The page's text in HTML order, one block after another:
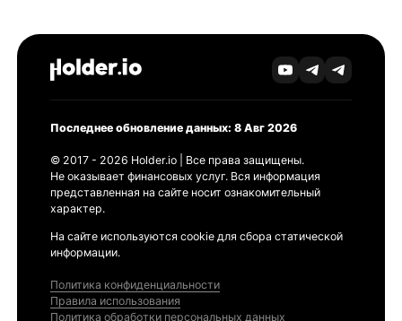
Последнее обновление данных: 8 Авг 2026
© 2017 - 2026 Holder.io | Все права защищены.
Не оказывает финансовых услуг. Вся информация
представленная на сайте носит ознакомительный
характер.
На сайте используются cookie для сбора статической
информации.
Политика конфиденциальности
Правила использования
Политика обработки персональных данных